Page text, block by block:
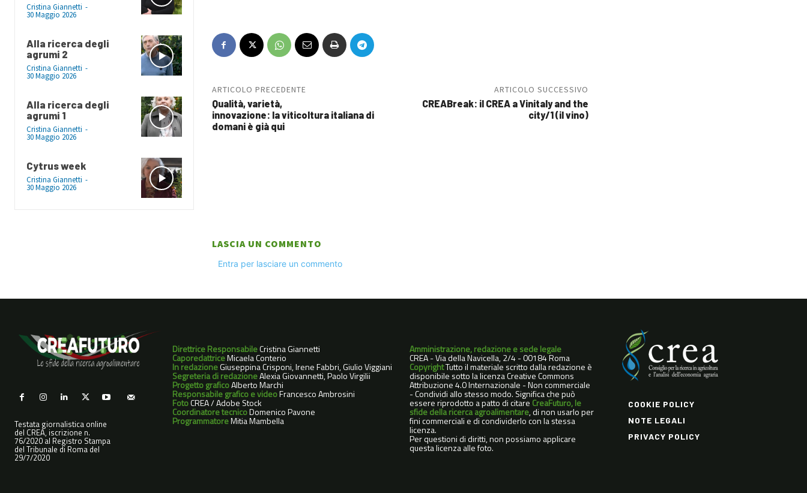
Cristina Giannetti -
30 Maggio 2026
Alla ricerca degli
agrumi 2
Cristina Giannetti -
30 Maggio 2026
Alla ricerca degli
agrumi 1
Cristina Giannetti -
30 Maggio 2026
Cytrus week
Cristina Giannetti -
30 Maggio 2026
ARTICOLO PRECEDENTE
Qualità, varietà,
innovazione: la viticoltura italiana di
domani è già qui
ARTICOLO SUCCESSIVO
CREABreak: il CREA a Vinitaly and the
city/1 (il vino)
LASCIA UN COMMENTO
Entra per lasciare un commento
Testata giornalistica online
del CREA, iscrizione n.
76/2020 al Registro Stampa
del Tribunale di Roma del
29/7/2020
Direttrice ResponsabileCristina Giannetti
CaporedattriceMicaela Conterio
In redazioneGiuseppina Crisponi, Irene Fabbri, Giulio Viggiani
Segreteria di redazioneAlexia Giovannetti, Paolo Virgilii
Progetto graficoAlberto Marchi
Responsabile grafico e videoFrancesco Ambrosini
FotoCREA / Adobe Stock
Coordinatore tecnicoDomenico Pavone
ProgrammatoreMitia Mambella
Amministrazione, redazione e sede legale
CREA - Via della Navicella, 2/4 - 00184 Roma
CopyrightTutto il materiale scritto dalla redazione è
disponibile sotto la licenza Creative Commons
Attribuzione 4.0 Internazionale - Non commerciale
- Condividi allo stesso modo. Significa che può
essere riprodotto a patto di citare CreaFuturo, le
sfide della ricerca agroalimentare, di non usarlo per
fini commerciali e di condividerlo con la stessa
licenza.
Per questioni di diritti, non possiamo applicare
questa licenza alle foto.
COOKIE POLICY
NOTE LEGALI
PRIVACY POLICY